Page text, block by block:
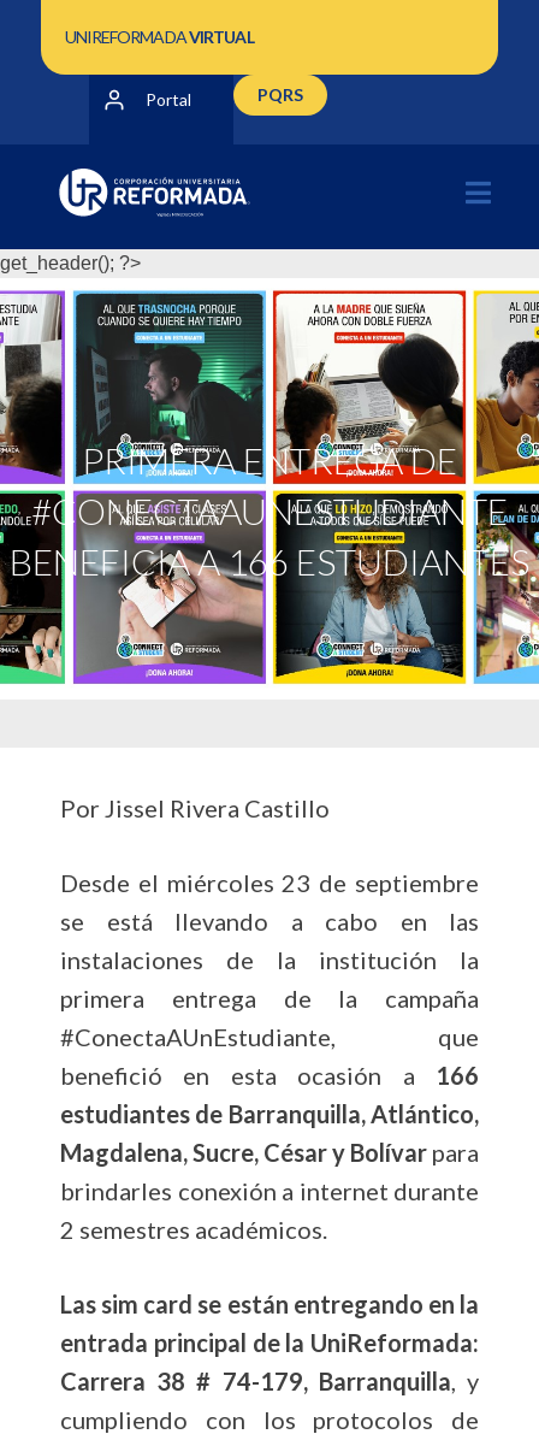
UNIREFORMADAVIRTUAL
Portal PQRS
get_header(); ?>
PRIMERA ENTREGA DE
#CONECTAAUNESTUDIANTE
BENEFICIA A 166 ESTUDIANTES
Por Jissel Rivera Castillo
Desde el miércoles 23 de septiembre
se está llevando a cabo en las
instalaciones de la institución la
primera entrega de la campaña
#ConectaAUnEstudiante, que
benefició en esta ocasión a 166
estudiantes de Barranquilla, Atlántico,
Magdalena, Sucre, César y Bolívar para
brindarles conexión a internet durante
2 semestres académicos.
Las sim card se están entregando en la
entrada principal de la UniReformada:
Carrera 38 # 74-179, Barranquilla, y
cumpliendo con los protocolos de